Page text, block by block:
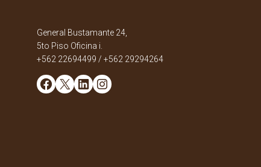
General Bustamante 24,
5to Piso Oficina i.
+562 22694499 / +562 29294264